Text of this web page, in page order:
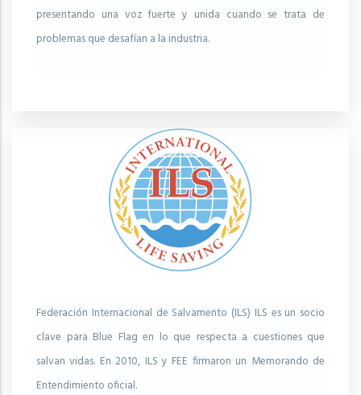
presentando una voz fuerte y unida cuando se trata de
problemas que desafían a la industria.
Federación Internacional de Salvamento (ILS) ILS es un socio
clave para Blue Flag en lo que respecta a cuestiones que
salvan vidas. En 2010, ILS y FEE firmaron un Memorando de
Entendimiento oficial.